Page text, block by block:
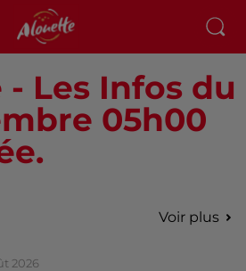
Les Infos du
05h00
Voir plus
2026